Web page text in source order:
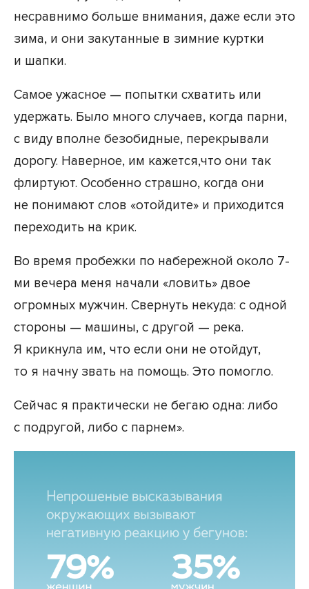
несравнимо больше внимания, даже если это
зима, и они закутанные в зимние куртки
и шапки.
Самое ужасное — попытки схватить или
удержать. Было много случаев, когда парни,
с виду вполне безобидные, перекрывали
дорогу. Наверное, им кажется,что они так
флиртуют. Особенно страшно, когда они
не понимают слов «отойдите» и приходится
переходить на крик.
Во время пробежки по набережной около 7-
ми вечера меня начали «ловить» двое
огромных мужчин. Свернуть некуда: с одной
стороны — машины, с другой — река.
Я крикнула им, что если они не отойдут,
то я начну звать на помощь. Это помогло.
Сейчас я практически не бегаю одна: либо
с подругой, либо с парнем».